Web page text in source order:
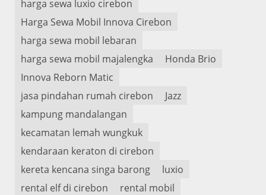
harga sewa luxio cirebon
Harga Sewa Mobil Innova Cirebon
harga sewa mobil lebaran
harga sewa mobil majalengka
Honda Brio
Innova Reborn Matic
jasa pindahan rumah cirebon
Jazz
kampung mandalangan
kecamatan lemah wungkuk
kendaraan keraton di cirebon
kereta kencana singa barong
luxio
rental elf di cirebon
rental mobil